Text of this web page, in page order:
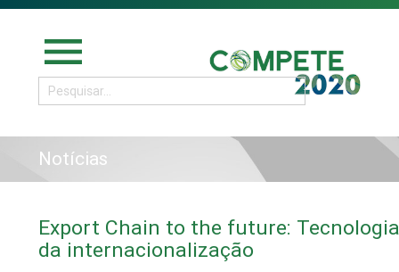
menu
Notícias
Export Chain to the future:
da internacionalização